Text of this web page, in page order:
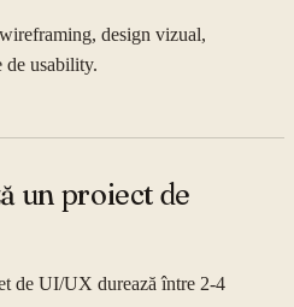
design vizual,
de usability.
un proiect de
de UI/UX durează între 2-4